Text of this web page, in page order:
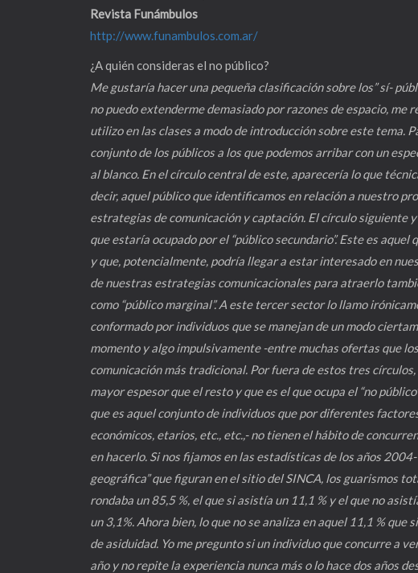
Revista Funámbulos
http://www.funambulos.com.ar/
¿A quién consideras el no público?
Me gustaría hacer una pequeña clasificación sobre los” sí-
no puedo extenderme demasiado por razones de espacio, me
utilizo en las clases a modo de introducción sobre este tema.
conjunto de los públicos a los que podemos arribar con un
al blanco. En el círculo central de este, aparecería lo que
decir, aquel público que identificamos en relación a nuestro
estrategias de comunicación y captación. El círculo siguiente
que estaría ocupado por el “público secundario”. Este es
y que, potencialmente, podría llegar a estar interesado en
de nuestras estrategias comunicacionales para atraerlo
como “público marginal”. A este tercer sector lo llamo
conformado por individuos que se manejan de un modo
momento y algo impulsivamente -entre muchas ofertas que
comunicación más tradicional. Por fuera de estos tres
mayor espesor que el resto y que es el que ocupa el “no
que es aquel conjunto de individuos que por diferentes
económicos, etarios, etc., etc.,- no tienen el hábito de
en hacerlo. Si nos fijamos en las estadísticas de los años
geográfica” que figuran en el sitio del SINCA, los guarismos
rondaba un 85,5 %, el que si asistía un 11,1 % y el que no
un 3,1%. Ahora bien, lo que no se analiza en aquel 11,1 %
de asiduidad. Yo me pregunto si un individuo que concurre a
año y no repite la experiencia nunca más o lo hace dos años